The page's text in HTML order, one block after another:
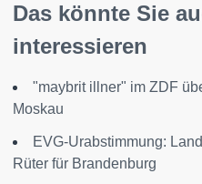
Das könnte Sie
interessieren
"maybrit illner" im ZDF
Moskau
EVG-Urabstimmung:
Rüter für Brandenburg